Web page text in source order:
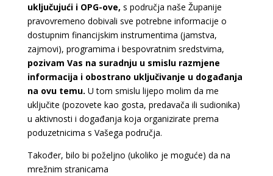
uključujući i OPG-ove, s područja naše Županije
pravovremeno dobivali sve potrebne informacije o
dostupnim financijskim instrumentima (jamstva,
zajmovi), programima i bespovratnim sredstvima,
pozivam Vas na suradnju u smislu razmjene
informacija i obostrano uključivanje u događanja
na ovu temu. U tom smislu lijepo molim da me
uključite (pozovete kao gosta, predavača ili sudionika)
u aktivnosti i događanja koja organizirate prema
poduzetnicima s Vašega područja.
Također, bilo bi poželjno (ukoliko je moguće) da na
mrežnim stranicama